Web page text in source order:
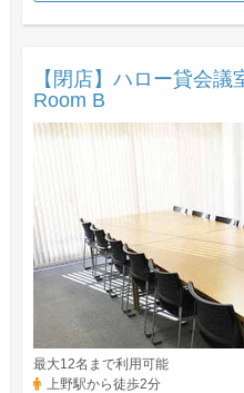
【閉店】ハロー貸会議
Room B
最大12名まで利用可能
上野駅から徒歩2分